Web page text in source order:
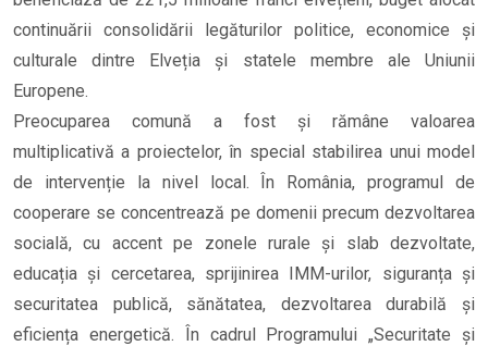
continuării consolidării legăturilor politice, economice și
culturale dintre Elveția și statele membre ale Uniunii
Europene.
Preocuparea comună a fost și rămâne valoarea
multiplicativă a proiectelor, în special stabilirea unui model
de intervenție la nivel local. În România, programul de
cooperare se concentrează pe domenii precum dezvoltarea
socială, cu accent pe zonele rurale și slab dezvoltate,
educația și cercetarea, sprijinirea IMM-urilor, siguranța și
securitatea publică, sănătatea, dezvoltarea durabilă și
eficiența energetică. În cadrul Programului „Securitate și